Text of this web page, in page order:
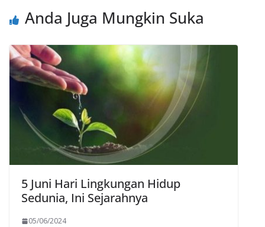
Anda Juga Mungkin Suka
5 Juni Hari Lingkungan Hidup
Sedunia, Ini Sejarahnya
05/06/2024